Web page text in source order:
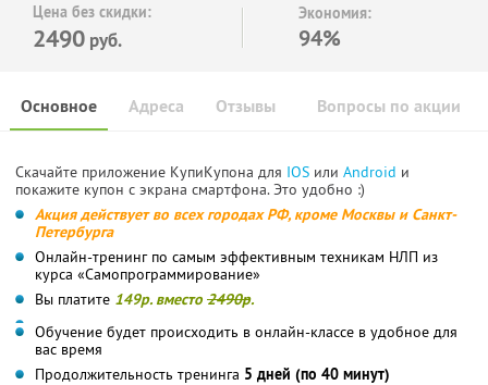
Цена без скидки:
2490 руб.
Экономия:
94%
Основное Отзывы Вопросы по акции
Адреса
Скачайте приложение КупиКупона для IOS или Android и
покажите купон с экрана смартфона. Это удобно :)
Акция действует во всех городах РФ, кроме Москвы и Санкт-
Петербурга
Онлайн-тренинг по самым эффективным техникам НЛП из
курса «Самопрограммирование»
Вы платите 149р. вместо 2490р.
Обучение будет происходить в онлайн-классе в удобное для
вас время
Продолжительность тренинга 5 дней (по 40 минут)